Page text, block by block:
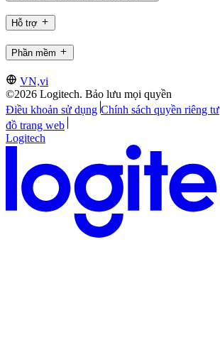
Hỗ trợ
Phần mềm
VN,vi
©2026 Logitech. Bảo lưu mọi quyền
Điều khoản sử dụng Chính sách quyền riêng tư
đồ trang web
Logitech